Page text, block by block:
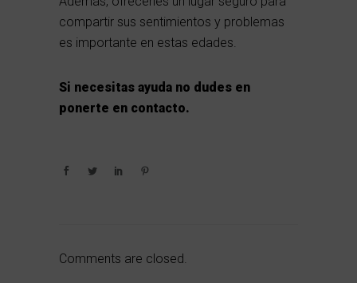
compartir sus sentimientos y problemas
es importante en estas edades.
Si necesitas ayuda no dudes en
ponerte en contacto.
Comments are closed.